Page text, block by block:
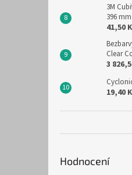
3M
396 mm
41,50
Clear
3
19,40
Hodnocení